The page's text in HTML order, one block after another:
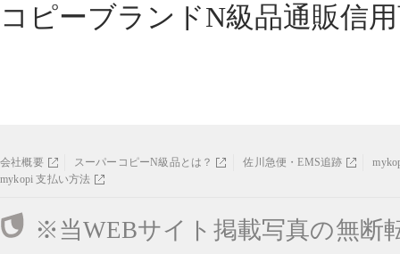
コピーブランドN級品通販信
会社概要 スーパーコピーN級品とは？ 佐川急便・EMS追跡
mykopi 支払い方法
※当WEBサイト掲載写真の無断